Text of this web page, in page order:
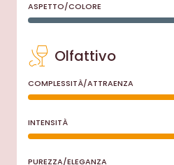
ASPETTO/COLORE
Olfattivo
COMPLESSITÀ/ATTRAENZA
INTENSITÀ
PUREZZA/ELEGANZA